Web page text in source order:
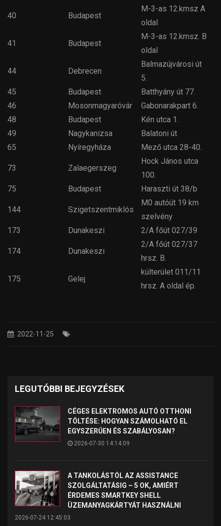
40 Budapest
M-3-as 12.kmsz A
oldal
41 Budapest
M-3-as 12.kmsz. B
oldal
44 Debrecen
Balmazújvárosi út
5.
45
Budapest
Batthyány út 77.
46
Mosonmagyaróvár
Gabonarakpart 6.
48
Budapest
Kén utca 1.
49
Nagykanizsa
Balatoni út
65
Nyíregyháza Mező utca 28-40.
73 Zalaegerszeg
Hock János utca
100.
75
Budapest Haraszti út 38/b
144 Szigetszentmiklós
M0 autóút 19 km
szelvény
173
Dunakeszi 2/A főút 027/39
174 Dunakeszi
2/A főút 027/37
hrsz. B.
175 Gelej
külterület 011/11
hrsz. A oldal ép.
2022-11-25
LEGUTÓBBI BEJEGYZÉSEK
CÉGES ELEKTROMOS AUTÓ OTTHONI
TÖLTÉSE: HOGYAN SZÁMOLHATÓ EL
EGYSZERŰEN ÉS SZABÁLYOSAN?
2026-07-30 14:14:09
A TANKOLÁSTÓL AZ ASSISTANCE
SZOLGÁLTATÁSIG – 5 OK, AMIÉRT
ÉRDEMES SMARTKEY SHELL
ÜZEMANYAGKÁRTYÁT HASZNÁLNI
2026-07-24 12:45:03